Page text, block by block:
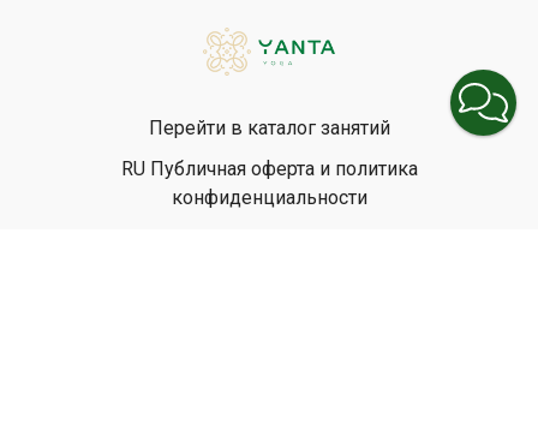
Перейти в каталог занятий
RU Публичная оферта и политика
конфиденциальности